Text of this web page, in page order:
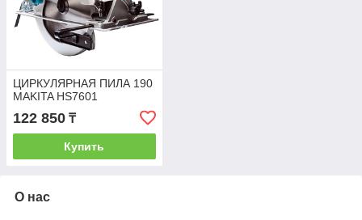
ЦИРКУЛЯРНАЯ ПИЛА 190
MAKITA HS7601
122 850 ₸
Купить
О нас